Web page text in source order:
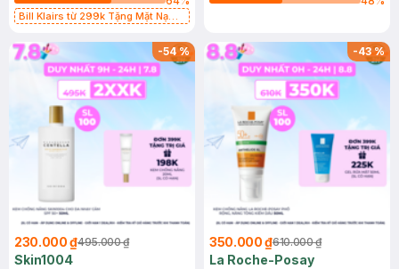
Bill Klairs từ 299k Tặng Mặt Nạ
25ml (SL Có Hạn)
-54%
230.000 ₫495.000 ₫
Skin1004
-43%
350.000 ₫610.000 ₫
La Roche-Posay